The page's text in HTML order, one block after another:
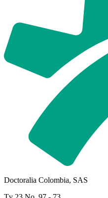
Doctoralia Colombia, SAS